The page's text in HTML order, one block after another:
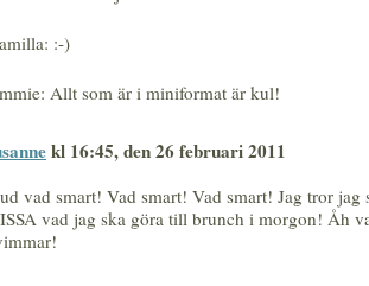
:-)
Allt som är i miniformat är kul!
kl 16:45, den 26 februari 2011
vad smart! Vad smart! Vad smart! Jag tror jag
vad jag ska göra till brunch i morgon! Åh